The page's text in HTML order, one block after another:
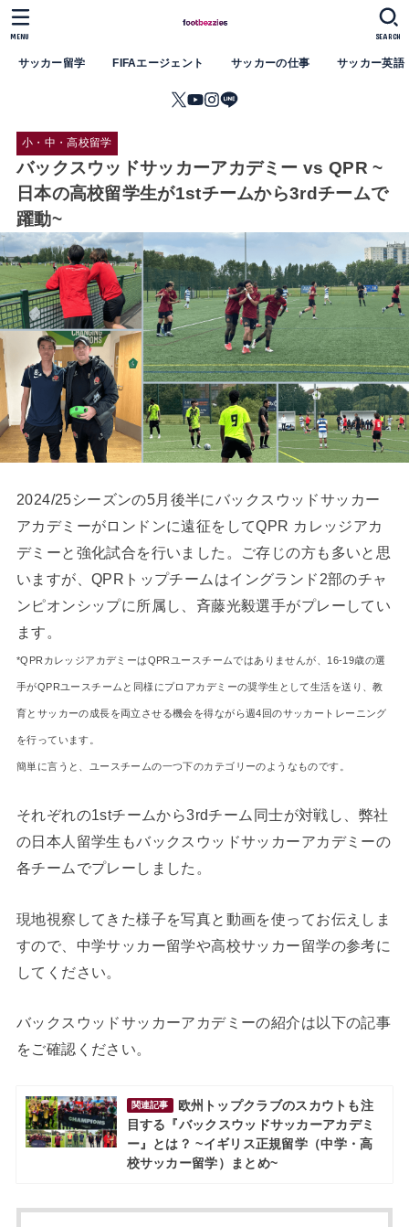
サッカー留学 FIFAエージェント サッカーの仕事 サッカー英語
SEARCH
MENU
小・中・高校留学
バックスウッドサッカーアカデミー vs QPR ~
日本の高校留学生が1stチームから3rdチームで
躍動~
2024/25シーズンの5月後半にバックスウッドサッカー
アカデミーがロンドンに遠征をしてQPR カレッジアカ
デミーと強化試合を行いました。ご存じの方も多いと思
いますが、 QPRトップチームはイングランド2部のチャ
ンピオンシップに所属し、斉藤光毅選手がプレーしてい
ます。
*QPRカレッジアカデミーはQPRユースチームではありませんが、16-19歳の選
手がQPRユースチームと同様にプロアカデミーの奨学生として生活を送り、教
育とサッカーの成長を両立させる機会を得ながら週4回のサッカートレーニング
を行っています。
簡単に言うと、ユースチームの一つ下のカテゴリーのようなものです。
それぞれの1stチームから3rdチーム同士が対戦し、弊社
の日本人留学生もバックスウッドサッカーアカデミーの
各チームでプレーしました。
現地視察してきた様子を写真と動画を使ってお伝えしま
すので、中学サッカー留学や高校サッカー留学の参考に
してください。
バックスウッドサッカーアカデミーの紹介は以下の記事
をご確認ください。
関連記事
欧州トップクラブのスカウトも注
目する『バックスウッドサッカーアカデミ
ー』とは？ ~イギリス正規留学（中学・高
校サッカー留学）まとめ~